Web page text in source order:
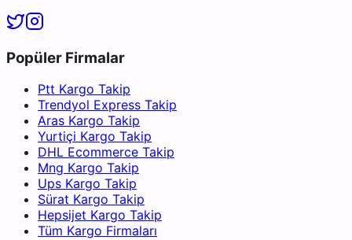
Popüler Firmalar
Ptt Kargo Takip
Trendyol Express Takip
Aras Kargo Takip
Yurtiçi Kargo Takip
DHL Ecommerce Takip
Mng Kargo Takip
Ups Kargo Takip
Sürat Kargo Takip
Hepsijet Kargo Takip
Tüm Kargo Firmaları